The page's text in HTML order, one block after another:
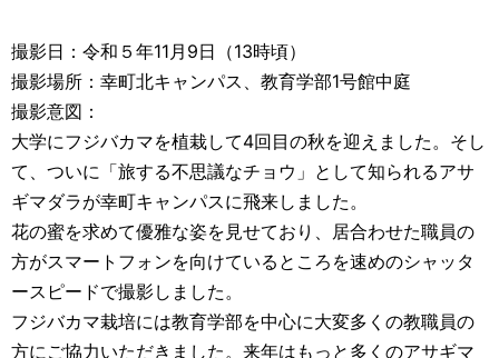
撮影日：令和５年11月9日（13時頃）
撮影場所：幸町北キャンパス、教育学部1号館中庭
撮影意図：
大学にフジバカマを植栽して4回目の秋を迎えました。そし
て、ついに「旅する不思議なチョウ」として知られるアサ
ギマダラが幸町キャンパスに飛来しました。
花の蜜を求めて優雅な姿を見せており、居合わせた職員の
方がスマートフォンを向けているところを速めのシャッタ
ースピードで撮影しました。
フジバカマ栽培には教育学部を中心に大変多くの教職員の
方にご協力いただきました。来年はもっと多くのアサギマ